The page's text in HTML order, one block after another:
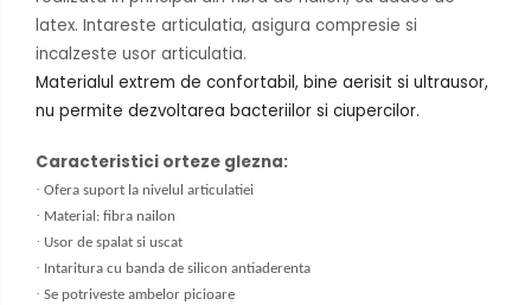
latex. Intareste articulatia, asigura compresie si
incalzeste usor articulatia.
Materialul extrem de confortabil, bine aerisit si ultrausor,
nu permite dezvoltarea bacteriilor si ciupercilor.
Caracteristici orteze glezna:
· Ofera suport la nivelul articulatiei
· Material: fibra nailon
· Usor de spalat si uscat
· Intaritura cu banda de silicon antiaderenta
· Se potriveste ambelor picioare